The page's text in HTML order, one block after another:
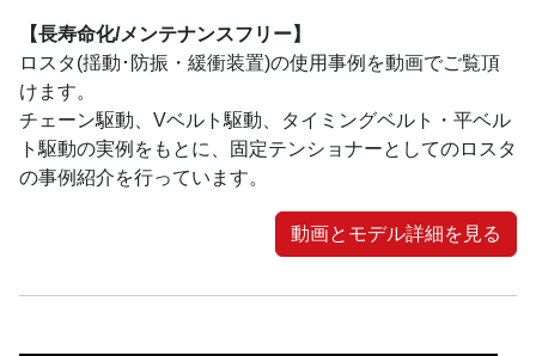
【長寿命化/メンテナンスフリー】
ロスタ(揺動･防振・緩衝装置)の使用事例を動画でご覧頂
けます。
チェーン駆動、Vベルト駆動、タイミングベルト・平ベル
ト駆動の実例をもとに、固定テンショナーとしてのロスタ
の事例紹介を行っています。
動画とモデル詳細を見る